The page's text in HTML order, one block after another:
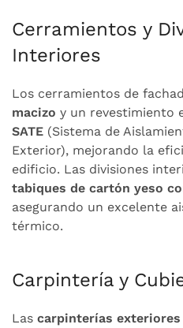
Cerramientos y
Interiores
Los cerramientos de
macizo y un revestimiento
SATE (Sistema de
Exterior), mejorando la
edificio. Las divisiones
tabiques de cartón yeso
asegurando un excelente
térmico.
Carpintería y
Las carpinterías exteriores